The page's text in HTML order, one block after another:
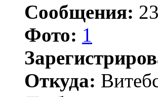
Сообщения:
Фото: 1
Откуда: